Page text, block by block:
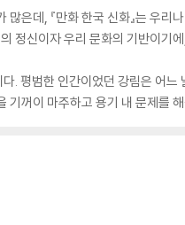
은데, 『만화 한국 신화』는 우
정신이자 우리 문화의 기반이
. 평범한 인간이었던 강림은 어
기꺼이 마주하고 용기 내 문제를